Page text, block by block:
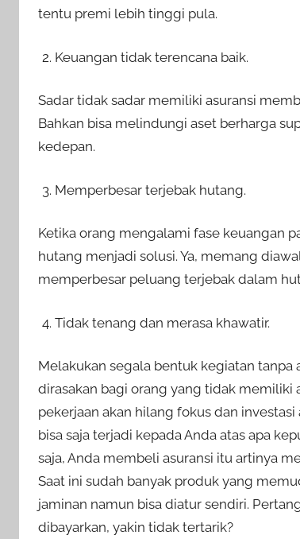
tentu premi lebih tinggi pula.
Keuangan tidak terencana baik.
Sadar tidak sadar memiliki asuransi
Bahkan bisa melindungi aset berharga
kedepan.
Memperbesar terjebak hutang.
Ketika orang mengalami fase keuangan
hutang menjadi solusi. Ya, memang
memperbesar peluang terjebak dalam
Tidak tenang dan merasa khawatir.
Melakukan segala bentuk kegiatan
dirasakan bagi orang yang tidak memiliki
pekerjaan akan hilang fokus dan
bisa saja terjadi kepada Anda atas apa
saja, Anda membeli asuransi itu artinya
Saat ini sudah banyak produk yang
jaminan namun bisa diatur sendiri.
dibayarkan, yakin tidak tertarik?